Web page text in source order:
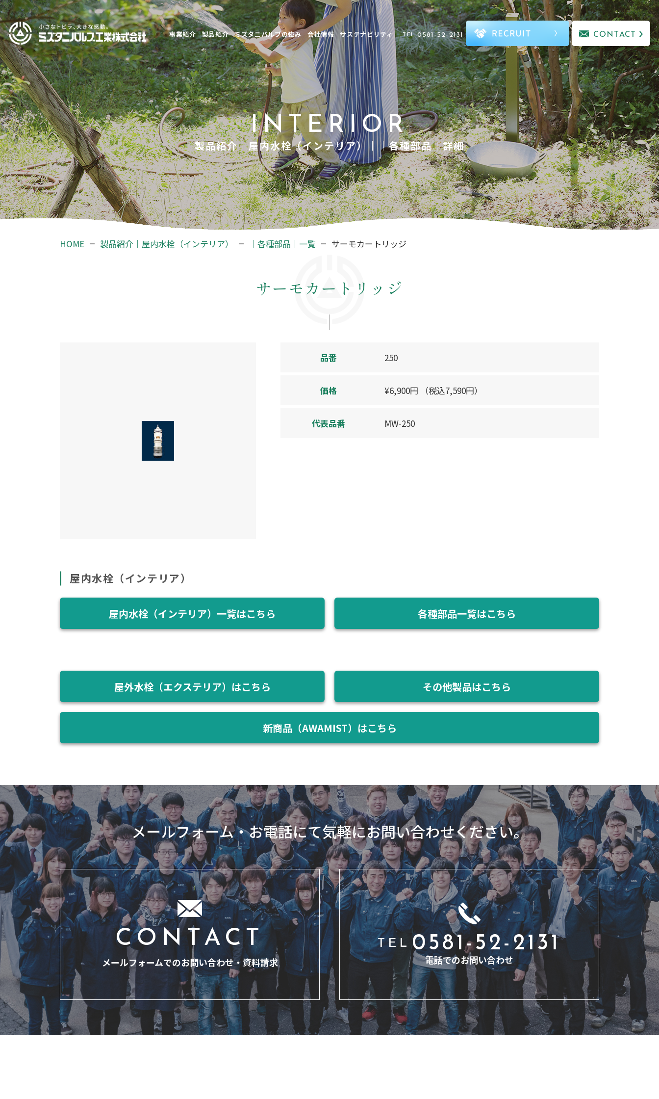
事業紹介 製品紹介 ミズタニバルブの強み 会社情報 サステナビリティ TEL 0581-52-2131 CONTACT
INTERIOR
製品紹介｜屋内水栓（インテリア）｜｜各種部品｜詳細
HOME 製品紹介｜屋内水栓（インテリア） ｜各種部品｜一覧 サーモカートリッジ
サーモカートリッジ
品番 250
価格 ¥6,900円 （税込7,590円）
代表品番 MW-250
屋内水栓（インテリア）
屋内水栓（インテリア）一覧はこちら 各種部品一覧はこちら
屋外水栓（エクステリア）はこちら その他製品はこちら
新商品（AWAMIST）はこちら
メールフォーム・お電話にて気軽にお問い合わせください。
CONTACT
メールフォームでのお問い合わせ・資料請求
TEL 0581-52-2131
電話でのお問い合わせ